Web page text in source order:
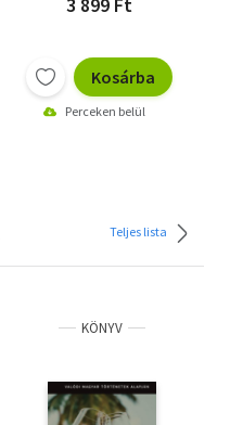
Kosárba
Perceken belül
Teljes lista
KÖNYV